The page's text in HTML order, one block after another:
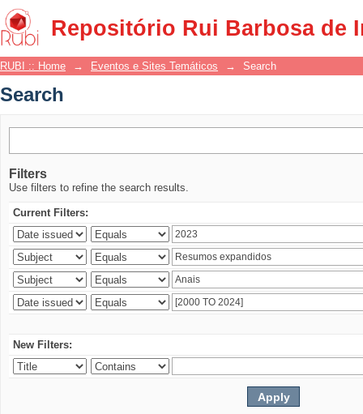
Repositório Rui Barbosa de
Search
RUBI :: Home → Eventos e Sites Temáticos → Search
Search
Filters
Use filters to refine the search results.
Current Filters:
New Filters: